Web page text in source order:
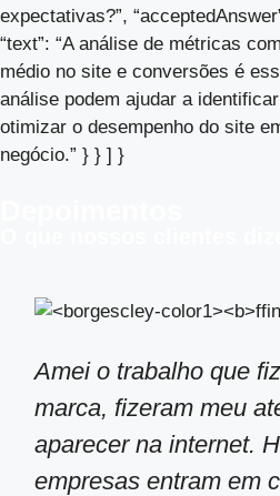
expectativas?”,
“text”: “A análise de métricas
médio no site e conversões é
análise podem ajudar a
otimizar o desempenho do site
negócio.” } } ] }
Amei o trabalho que
marca, fizeram meu
aparecer na internet.
empresas entram em